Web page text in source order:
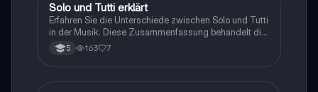
vertiefen möchten.
Musik
Solo und Tutti erklärt
Erfahren Sie die Unterschiede zwischen Solo und Tutti
in der Musik. Diese Zusammenfassung behandelt die
Definitionen, Merkmale und Beispiele für Solo-
Passagen, in denen ein Instrument allein spielt, und
5 163 7